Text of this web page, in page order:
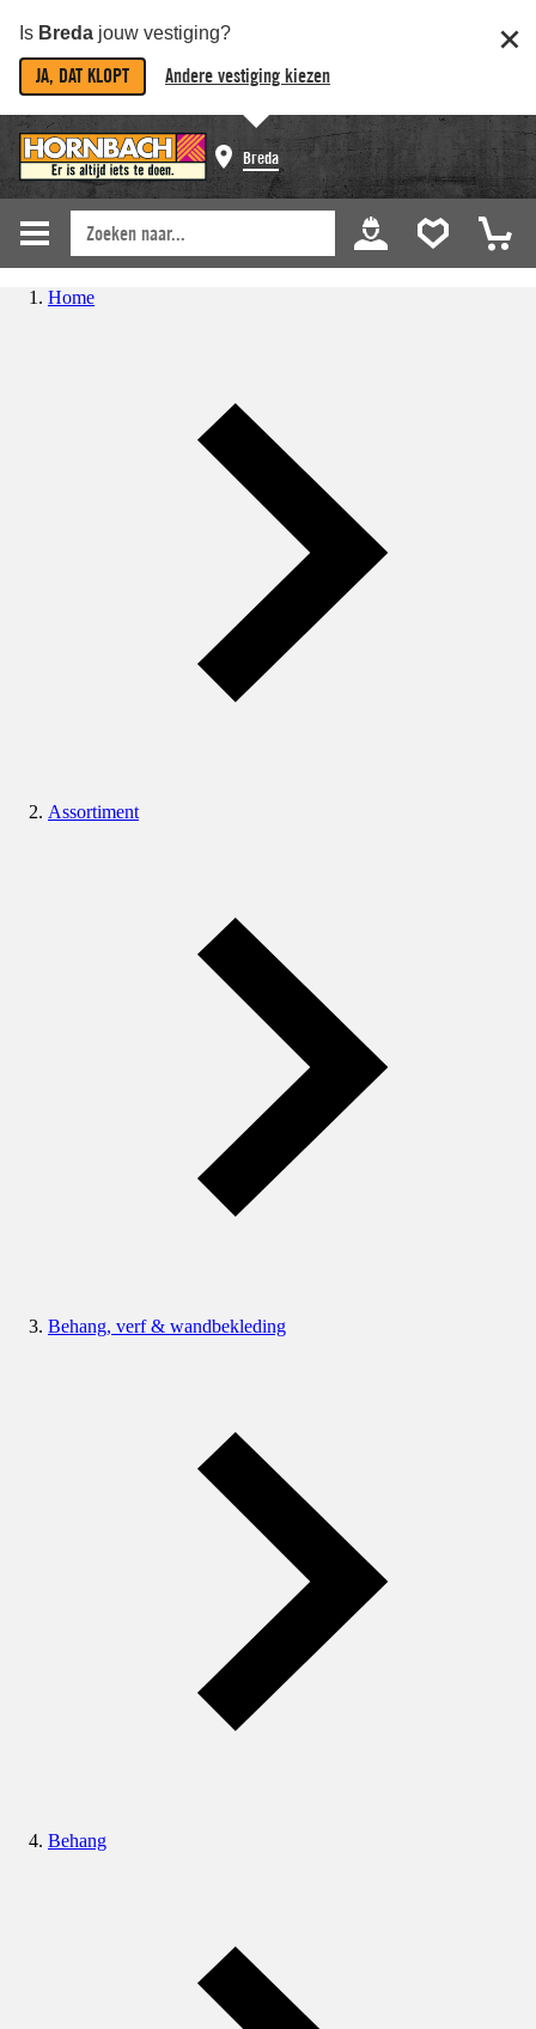
Is Breda jouw vestiging?
JA, DAT KLOPT Andere vestiging kiezen
Breda
Home
Assortiment
Behang, verf & wandbekleding
Behang